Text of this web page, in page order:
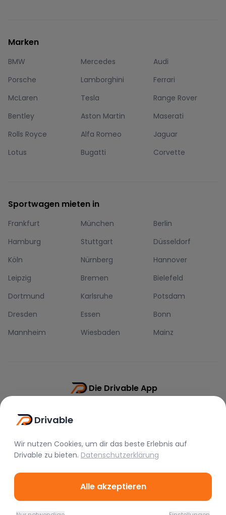
Marken
BMW Mercedes
Audi
Porsche
Lamborghini
Ferrari
McLaren
Tesla
Range Rover
Bentley
Aston Martin
Maserati
Rolls Royce
Alfa Romeo
Jaguar
Lotus
Bugatti Corvette
Sportwagen mieten in
Frankfurt München
Berlin
Hamburg
Stuttgart
Düsseldorf
Köln
Nürnberg
Hannover
Leipzig
Bremen
Bielefeld
Dortmund
Karlsruhe
Potsdam
Dresden
Essen
Bonn
Mannheim
Wiesbaden Mainz
Die Drivable App
©2026Drivable.Alle Rechte vorbehalten.
Drivable
Wir nutzen Cookies, um dir das beste Erlebnis auf
Drivable zu bieten. Datenschutzerklärung
Alle akzeptieren